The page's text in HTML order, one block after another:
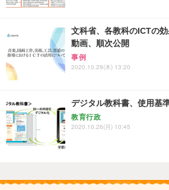
文科省、各教科のICTの
動画、順次公開
事例
2020.10.29(木) 13:20
デジタル教科書、使用基
教育行政
2020.10.26(月) 10:45